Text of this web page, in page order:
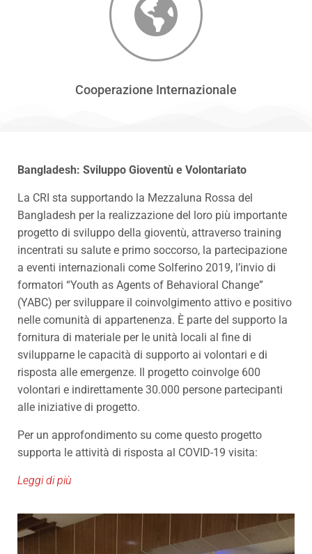
Cooperazione Internazionale
Bangladesh: Sviluppo Gioventù e Volontariato
La CRI sta supportando la Mezzaluna Rossa del
Bangladesh per la realizzazione del loro più importante
progetto di sviluppo della gioventù, attraverso training
incentrati su salute e primo soccorso, la partecipazione
a eventi internazionali come Solferino 2019, l’invio di
formatori “Youth as Agents of Behavioral Change”
(YABC) per sviluppare il coinvolgimento attivo e positivo
nelle comunità di appartenenza. È parte del supporto la
fornitura di materiale per le unità locali al fine di
svilupparne le capacità di supporto ai volontari e di
risposta alle emergenze. Il progetto coinvolge 600
volontari e indirettamente 30.000 persone partecipanti
alle iniziative di progetto.
Per un approfondimento su come questo progetto
supporta le attività di risposta al COVID-19 visita:
Leggi di più